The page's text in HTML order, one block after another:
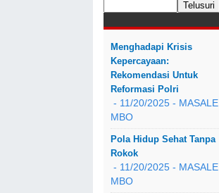
Menghadapi Krisis
Kepercayaan:
Rekomendasi Untuk
Reformasi Polri
- 11/20/2025 - MASALE
MBO
Pola Hidup Sehat Tanpa
Rokok
- 11/20/2025 - MASALE
MBO